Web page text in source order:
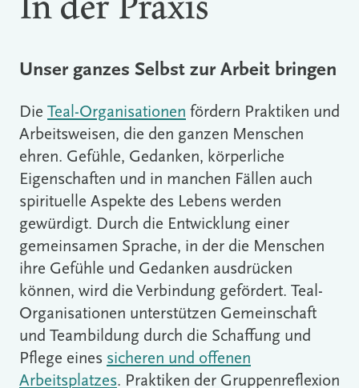
Unser ganzes Selbst zur Arbeit bringen
Die Teal-Organisationen fördern Praktiken und
Arbeitsweisen, die den ganzen Menschen
ehren. Gefühle, Gedanken, körperliche
Eigenschaften und in manchen Fällen auch
spirituelle Aspekte des Lebens werden
gewürdigt. Durch die Entwicklung einer
gemeinsamen Sprache, in der die Menschen
ihre Gefühle und Gedanken ausdrücken
können, wird die Verbindung gefördert. Teal-
Organisationen unterstützen Gemeinschaft
und Teambildung durch die Schaffung und
Pflege eines sicheren und offenen
Arbeitsplatzes. Praktiken der Gruppenreflexion